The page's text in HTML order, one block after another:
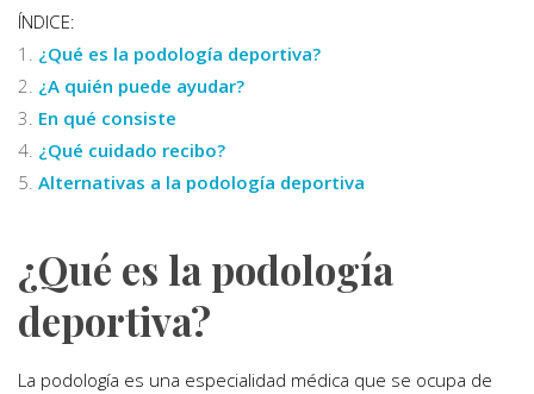
ÍNDICE:
¿Qué es la podología deportiva?
¿A quién puede ayudar?
En qué consiste
¿Qué cuidado recibo?
Alternativas a la podología deportiva
¿Qué es la podología
deportiva?
La podología es una especialidad médica que se ocupa de